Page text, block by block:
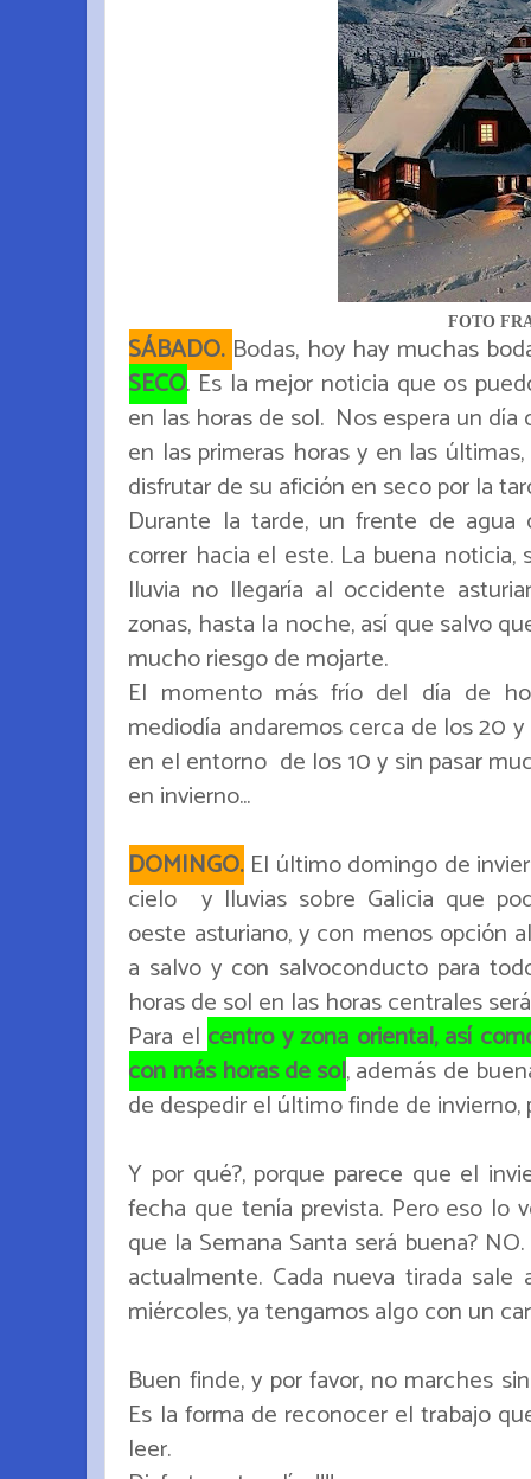
FOTO
SÁBADO. Bodas, hoy hay muchas
SECO. Es la mejor noticia que os
en las horas de sol. Nos espera un
en las primeras horas y en las
disfrutar de su afición en seco por la
Durante la tarde, un frente de agua
correr hacia el este. La buena
lluvia no llegaría al occidente
zonas, hasta la noche, así que salvo
mucho riesgo de mojarte.
El momento más frío del día de
mediodía andaremos cerca de los 20
en el entorno de los 10 y sin pasar
en invierno...
DOMINGO.El último domingo de
cielo y lluvias sobre Galicia que
oeste asturiano, y con menos opción
a salvo y con salvoconducto para
horas de sol en las horas centrales
Para el centro y zona oriental, así
con más horas de sol, además de
de despedir el último finde de invierno,
Y por qué?, porque parece que el
fecha que tenía prevista. Pero eso lo
que la Semana Santa será buena?
actualmente. Cada nueva tirada
miércoles, ya tengamos algo con un
Buen finde, y por favor, no marches
Es la forma de reconocer el trabajo
leer.